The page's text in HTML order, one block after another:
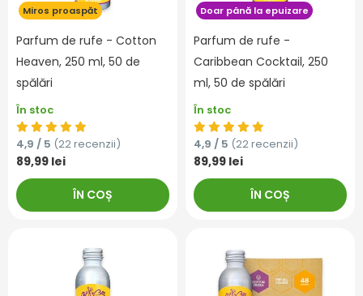
Miros proaspăt
Parfum de rufe - Cotton
Heaven, 250 ml, 50 de
spălări
În stoc
4,9 / 5 (22 recenzii)
89,99 lei
ÎN COȘ
Doar până la epuizare
Parfum de rufe -
Caribbean Cocktail, 250
ml, 50 de spălări
În stoc
4,9 / 5 (22 recenzii)
89,99 lei
ÎN COȘ